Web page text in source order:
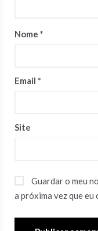
Nome *
Email *
Site
Guardar o meu
a próxima vez que eu